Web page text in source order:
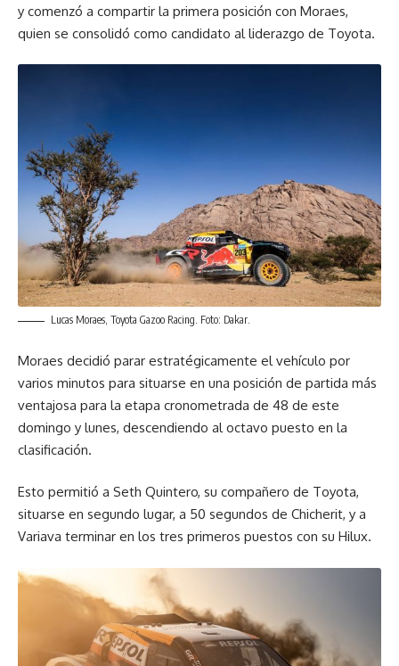
y comenzó a compartir la primera posición con Moraes,
quien se consolidó como candidato al liderazgo de Toyota.
Lucas Moraes, Toyota Gazoo Racing. Foto: Dakar.
Moraes decidió parar estratégicamente el vehículo por
varios minutos para situarse en una posición de partida más
ventajosa para la etapa cronometrada de 48 de este
domingo y lunes, descendiendo al octavo puesto en la
clasificación.
Esto permitió a Seth Quintero, su compañero de Toyota,
situarse en segundo lugar, a 50 segundos de Chicherit, y a
Variava terminar en los tres primeros puestos con su Hilux.